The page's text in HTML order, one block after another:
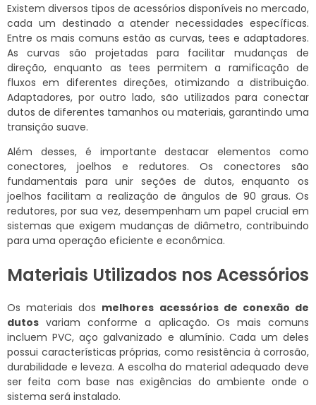
Existem diversos tipos de acessórios disponíveis no mercado,
cada um destinado a atender necessidades específicas.
Entre os mais comuns estão as curvas, tees e adaptadores.
As curvas são projetadas para facilitar mudanças de
direção, enquanto as tees permitem a ramificação de
fluxos em diferentes direções, otimizando a distribuição.
Adaptadores, por outro lado, são utilizados para conectar
dutos de diferentes tamanhos ou materiais, garantindo uma
transição suave.
Além desses, é importante destacar elementos como
conectores, joelhos e redutores. Os conectores são
fundamentais para unir seções de dutos, enquanto os
joelhos facilitam a realização de ângulos de 90 graus. Os
redutores, por sua vez, desempenham um papel crucial em
sistemas que exigem mudanças de diâmetro, contribuindo
para uma operação eficiente e econômica.
Materiais Utilizados nos Acessórios
Os materiais dos melhores acessórios de conexão de
dutos variam conforme a aplicação. Os mais comuns
incluem PVC, aço galvanizado e alumínio. Cada um deles
possui características próprias, como resistência à corrosão,
durabilidade e leveza. A escolha do material adequado deve
ser feita com base nas exigências do ambiente onde o
sistema será instalado.